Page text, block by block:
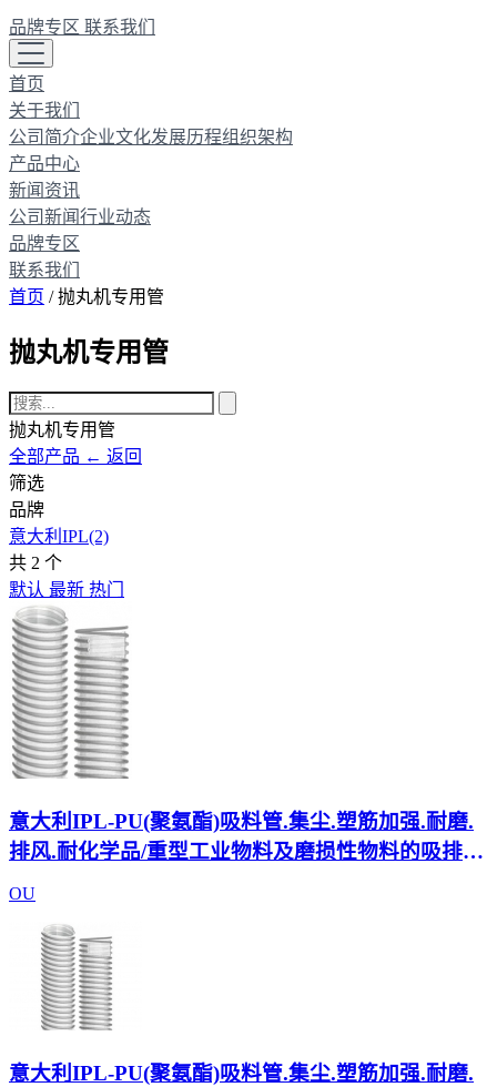
品牌专区 联系我们
首页
关于我们
公司简介企业文化发展历程组织架构
产品中心
新闻资讯
公司新闻行业动态
品牌专区
联系我们
首页 / 抛丸机专用管
抛丸机专用管
抛丸机专用管
全部产品 ← 返回
筛选
品牌
意大利IPL(2)
共 2 个
默认 最新 热门
意大利IPL-PU(聚氨酯)吸料管.集尘.塑筋加强.耐磨.
排风.耐化学品/重型工业物料及磨损性物料的吸排和
OU
意大利IPL-PU(聚氨酯)吸料管.集尘.塑筋加强.耐磨.